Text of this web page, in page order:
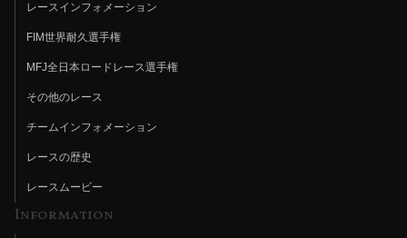
レースインフォメーション
FIM世界耐久選手権
MFJ全日本ロードレース選手権
その他のレース
チームインフォメーション
レースの歴史
レースムービー
Information